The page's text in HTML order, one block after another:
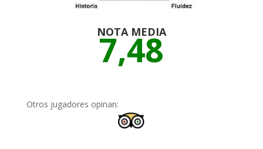
NOTA MEDIA
7,48
Otros jugadores opinan: